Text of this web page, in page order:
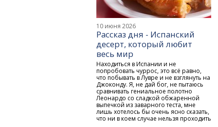
10 июня 2026
Рассказ дня - Испанский
десерт, который любит
весь мир
Находиться в Испании и не
попробовать чуррос, это всё равно,
что побывать в Лувре и не взглянуть на
Джоконду. Я, не дай бог, не пытаюсь
сравнивать гениальное полотно
Леонардо со сладкой обжаренной
выпечкой из заварного теста, мне
лишь хотелось бы очень ясно сказать,
что ни в коем случае нельзя проходить